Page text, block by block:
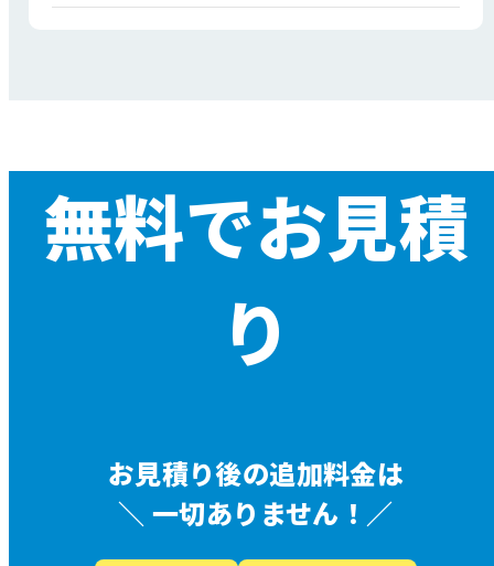
無料でお見積
り
お見積り後の追加料金は
＼一切ありません！／